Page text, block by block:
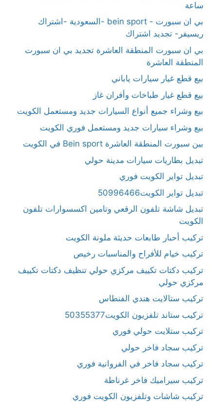
ساعة
بي ان سبورت - bein sport -السعودية -اشتراك
ريسيفر- تجديد اشتراك
بي ان سبورت المنطقة العاشرة تجديد بي ان سبورت
المنطقة العاشرة
بيع قطع غيار سيارات ياباني
بيع قطع غيار طباخات وأفران غاز
بيع وشراء جميع أنواع السيارات جديد ومستعمل الكويت
بيع وشراء سيارات جديد ومستعمل فوري الكويت
بين سبورت المنطقة العاشرة Bein sport في الكويت
تبديل بطاريات سيارات مدينة حولي
تبديل تواير الكويت فوري
تبديل تواير الكويت50996466
تبديل شاشة تلفون الرقعي وتامين اكسسوارات تلفون
الكويت
تركيب أحبار طابعات حديثة ملونة الكويت
تركيب خيام للأفراح والمناسبات رخيص
تركيب دكتات تكييف مركزي حولي تنظيف دكتات تكييف
مركزي حولي
تركيب ستالايت هندي الفنطاس
تركيب ستاند تلفزيون الكويت50355377
تركيب ستلايت حولي فوري
تركيب سجاد فاخر حولي
تركيب سجاد فاخر في الفروانية فوري
تركيب سيراميك فاخر غرناطة
تركيب شاشات وتلفزيون الكويت فوري